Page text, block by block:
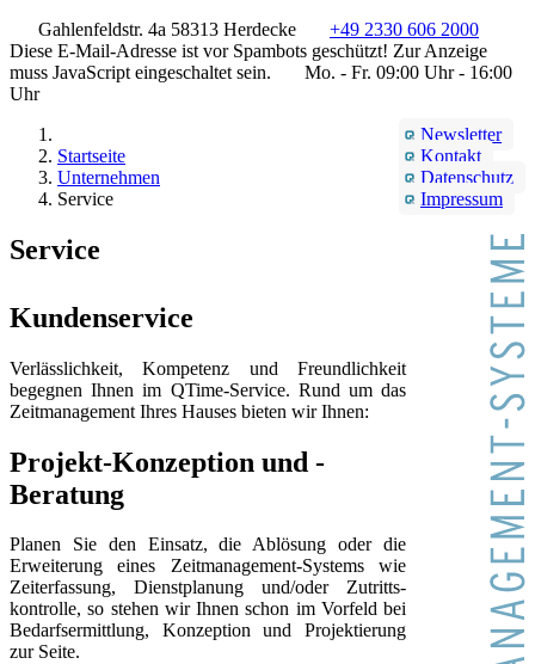
Gahlenfeldstr. 4a 58313 Herdecke
+49 2330 606 2000
Diese E-Mail-Adresse ist vor Spambots geschützt! Zur Anzeige
muss JavaScript eingeschaltet sein.
Mo. - Fr. 09:00 Uhr - 16:00
Uhr
Newsletter
Kontakt
Datenschutz
Impressum
Startseite
Unternehmen
Service
Service
Kundenservice
Verlässlichkeit, Kompetenz und Freundlichkeit
begegnen Ihnen im QTime-Service. Rund um das
Zeitmanagement Ihres Hauses bieten wir Ihnen:
Projekt-Konzeption und -
Beratung
Planen Sie den Einsatz, die Ablösung oder die
Erweiterung eines Zeitmanagement-Systems wie
Zeiterfassung, Dienstplanung und/oder Zutritts­
kontrolle, so stehen wir Ihnen schon im Vorfeld bei
Bedarfsermittlung, Konzeption und Projektierung
zur Seite.